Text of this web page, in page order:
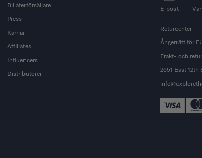
Bli återförsäljare
Press
Karriär
Affiliates
Influencers
Distributörer
E-post
Returcenter
Ångerrätt för
Frakt- och
2651 East